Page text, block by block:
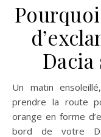
Un matin ensoleillé, alors que vous vous apprêtez à
prendre la route
orange en forme
bord de votre